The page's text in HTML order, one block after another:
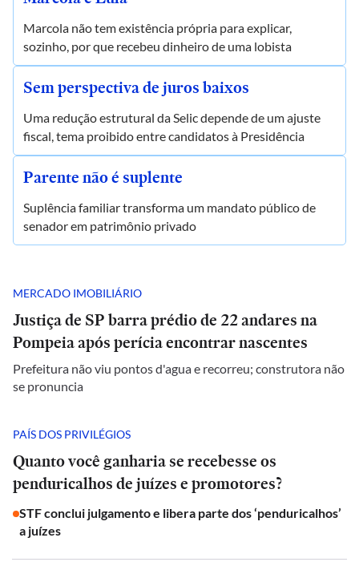
Marcola não tem existência própria para explicar,
sozinho, por que recebeu dinheiro de uma lobista
Sem perspectiva de juros baixos
Uma redução estrutural da Selic depende de um ajuste
fiscal, tema proibido entre candidatos à Presidência
Parente não é suplente
Suplência familiar transforma um mandato público de
senador em patrimônio privado
MERCADO IMOBILIÁRIO
Justiça de SP barra prédio de 22 andares na
Pompeia após perícia encontrar nascentes
Prefeitura não viu pontos d'agua e recorreu; construtora não
se pronuncia
PAÍS DOS PRIVILÉGIOS
Quanto você ganharia se recebesse os
penduricalhos de juízes e promotores?
STF conclui julgamento e libera parte dos ‘penduricalhos’
a juízes